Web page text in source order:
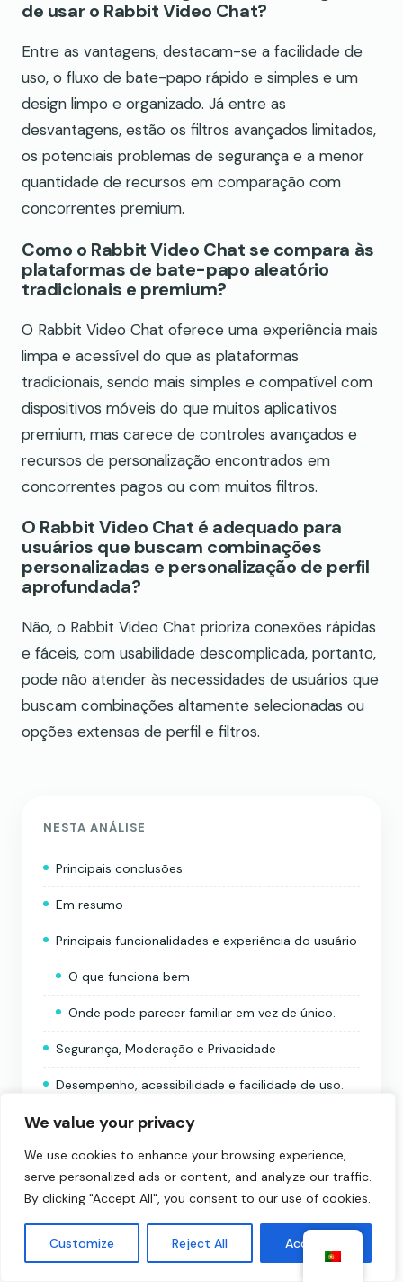
We value your privacy
We use cookies to enhance your browsing experience,
serve personalized ads or content, and analyze our traffic.
By clicking "Accept All", you consent to our use of cookies.
Customize Reject All Accept All
de usar o Rabbit Video Chat?
Entre as vantagens, destacam-se a facilidade de
uso, o fluxo de bate-papo rápido e simples e um
design limpo e organizado. Já entre as
desvantagens, estão os filtros avançados limitados,
os potenciais problemas de segurança e a menor
quantidade de recursos em comparação com
concorrentes premium.
Como o Rabbit Video Chat se compara às
plataformas de bate-papo aleatório
tradicionais e premium?
O Rabbit Video Chat oferece uma experiência mais
limpa e acessível do que as plataformas
tradicionais, sendo mais simples e compatível com
dispositivos móveis do que muitos aplicativos
premium, mas carece de controles avançados e
recursos de personalização encontrados em
concorrentes pagos ou com muitos filtros.
O Rabbit Video Chat é adequado para
usuários que buscam combinações
personalizadas e personalização de perfil
aprofundada?
Não, o Rabbit Video Chat prioriza conexões rápidas
e fáceis, com usabilidade descomplicada, portanto,
pode não atender às necessidades de usuários que
buscam combinações altamente selecionadas ou
opções extensas de perfil e filtros.
NESTA ANÁLISE
Principais conclusões
Em resumo
Principais funcionalidades e experiência do usuário
O que funciona bem
Onde pode parecer familiar em vez de único.
Segurança, Moderação e Privacidade
Desempenho, acessibilidade e facilidade de uso.
Prós e contras
Prós
Contras
Bate-papo por vídeo com coelhos versus outras
plataformas de bate-papo por vídeo aleatório